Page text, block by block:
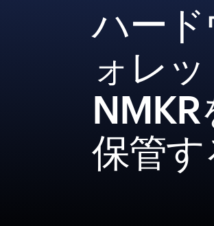
ハー
ォレ
NMKR
保管